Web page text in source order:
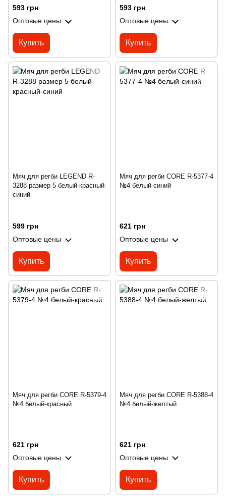
593 грн
Оптовые цены
Купить
593 грн
Оптовые цены
Купить
Мяч для регби LEGEND R-
3288 размер 5 белый-красный-
синий
599 грн
Оптовые цены
Купить
Мяч для регби CORE R-5377-4
№4 белый-синий
621 грн
Оптовые цены
Купить
Мяч для регби CORE R-5379-4
№4 белый-красный
621 грн
Оптовые цены
Купить
Мяч для регби CORE R-5388-4
№4 белый-желтый
621 грн
Оптовые цены
Купить